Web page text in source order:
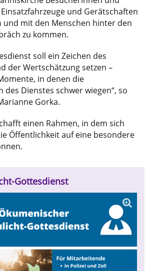
und Gerätschaften
und mit den Menschen hinter den
zu kommen.
soll ein Zeichen des
der Wertschätzung setzen –
in denen die
Dienstes schwer wiegen“, so
Gorka.
einen Rahmen, in dem sich
Öffentlichkeit auf eine besondere
Gottesdienst